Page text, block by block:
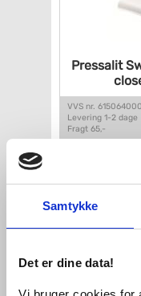
Samtykke
Det er dine data!
Pressalit
VVS nr. 615064000
Levering 1-2 dage
Fragt 65,-